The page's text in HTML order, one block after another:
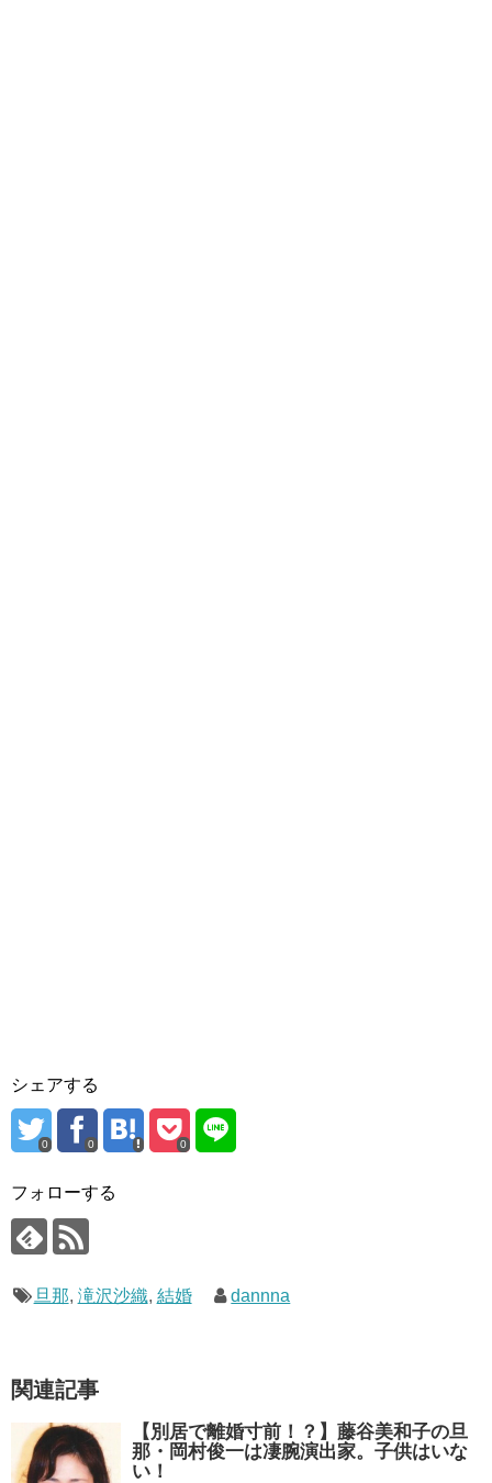
シェアする
0 0 0
フォローする
旦那, 滝沢沙織, 結婚 dannna
関連記事
【別居で離婚寸前！？】藤谷美和子の旦
那・岡村俊一は凄腕演出家。子供はいな
い！